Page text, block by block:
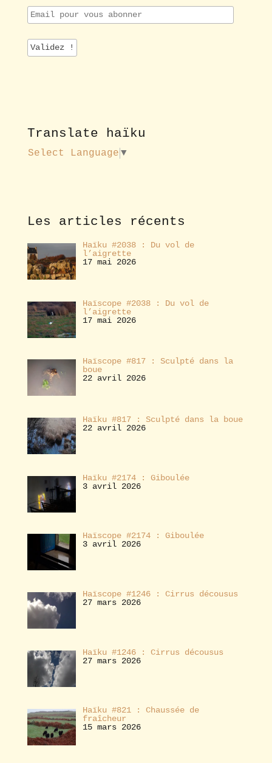
E
m
i
l
o
u
s
e
Translate haïku
Select Language ▼
Les articles récents
Haïku #2038 : Du vol de
l’aigrette
17 mai 2026
Haïscope #2038 : Du vol de
l’aigrette
17 mai 2026
Haïscope #817 : Sculpté dans la
boue
22 avril 2026
Haïku #817 : Sculpté dans la boue
22 avril 2026
Haïku #2174 : Giboulée
3 avril 2026
Haïscope #2174 : Giboulée
3 avril 2026
Haïscope #1246 : Cirrus décousus
27 mars 2026
Haïku #1246 : Cirrus décousus
27 mars 2026
Haïku #821 : Chaussée de
fraîcheur
15 mars 2026